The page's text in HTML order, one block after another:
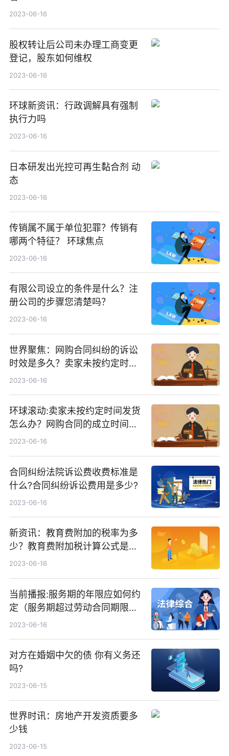
2023-06-16
股权转让后公司未办理工商变更
登记，股东如何维权
2023-06-16
环球新资讯：行政调解具有强制
执行力吗
2023-06-16
日本研发出光控可再生黏合剂 动
态
2023-06-16
传销属不属于单位犯罪？传销有
哪两个特征？ 环球焦点
2023-06-16
有限公司设立的条件是什么？注
册公司的步骤您清楚吗？
2023-06-16
世界聚焦：网购合同纠纷的诉讼
时效是多久？卖家未按约定时间
发货的处理方式是什么？
2023-06-16
环球滚动:卖家未按约定时间发货
怎么办？网购合同的成立时间是
什么？
2023-06-16
合同纠纷法院诉讼费收费标准是
什么?合同纠纷诉讼费用是多少?
2023-06-16
新资讯：教育费附加的税率为多
少？教育费附加税计算公式是什
么？
2023-06-16
当前播报:服务期的年限应如何约
定（服务期超过劳动合同期限怎
么办）
2023-06-16
对方在婚姻中欠的债 你有义务还
吗?
2023-06-15
世界时讯：房地产开发资质要多
少钱
2023-06-15